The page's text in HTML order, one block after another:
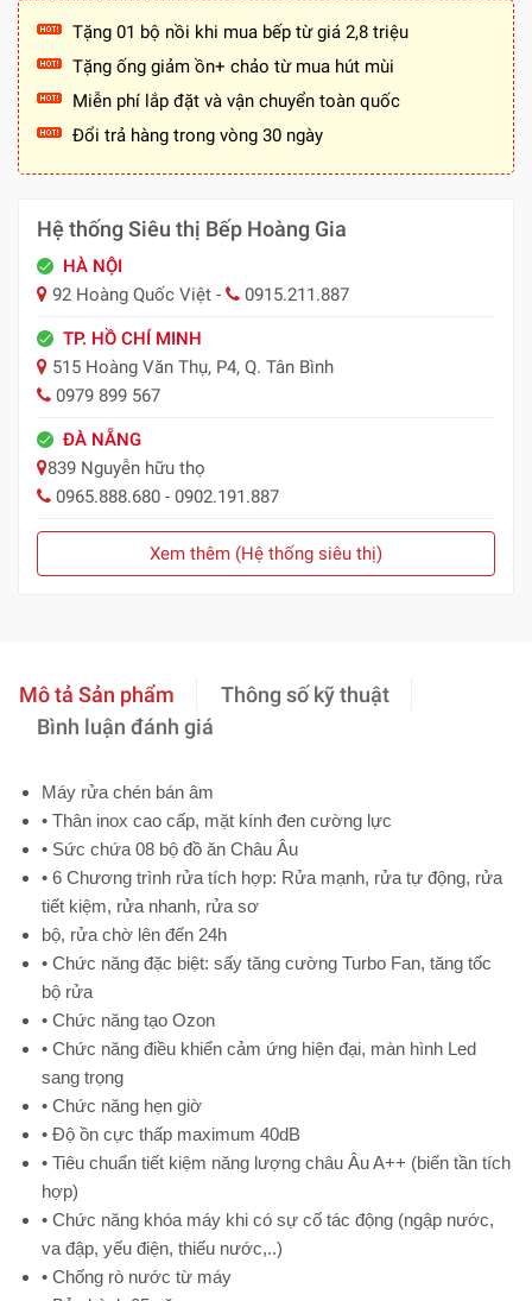
Tặng 01 bộ nồi khi mua bếp từ giá 2,8 triệu
Tặng ống giảm ồn+ chảo từ mua hút mùi
Miễn phí lắp đặt và vận chuyển toàn quốc
Đổi trả hàng trong vòng 30 ngày
Hệ thống Siêu thị Bếp Hoàng Gia
HÀ NỘI
92 Hoàng Quốc Việt -
0915.211.887
TP. HỒ CHÍ MINH
515 Hoàng Văn Thụ, P4, Q. Tân Bình
0979 899 567
ĐÀ NẴNG
839 Nguyễn hữu thọ
0965.888.680 - 0902.191.887
Xem thêm (Hệ thống siêu thị)
Mô tả Sản phẩm
Thông số kỹ thuật
Bình luận đánh giá
Máy rửa chén bán âm
• Thân inox cao cấp, mặt kính đen cường lực
• Sức chứa 08 bộ đồ ăn Châu Âu
• 6 Chương trình rửa tích hợp: Rửa mạnh, rửa tự động, rửa
tiết kiệm, rửa nhanh, rửa sơ
bộ, rửa chờ lên đến 24h
• Chức năng đặc biệt: sấy tăng cường Turbo Fan, tăng tốc
bộ rửa
• Chức năng tạo Ozon
• Chức năng điều khiển cảm ứng hiện đại, màn hình Led
sang trọng
• Chức năng hẹn giờ
• Độ ồn cực thấp maximum 40dB
• Tiêu chuẩn tiết kiệm năng lượng châu Âu A++ (biến tần tích
hợp)
• Chức năng khóa máy khi có sự cố tác động (ngập nước,
va đập, yếu điện, thiếu nước,..)
• Chống rò nước từ máy